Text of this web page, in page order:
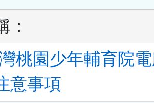
：
桃園少年輔育院
意事項